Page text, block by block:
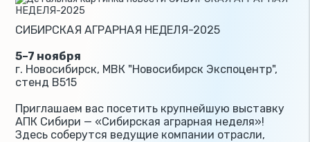
СИБИРСКАЯ АГРАРНАЯ НЕДЕЛЯ-2025
5–7 ноября
г. Новосибирск, МВК "Новосибирск Экспоцентр",
стенд B515
Приглашаем вас посетить крупнейшую выставку
АПК Сибири — «Сибирская аграрная неделя»!
Здесь соберутся ведущие компании отрасли,